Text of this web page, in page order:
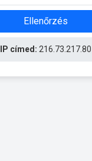
Ellenőrzés
IP címed: 216.73.217.80